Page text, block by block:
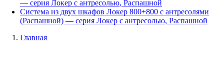
— серия Локер с антресолью, Распашной
Система из двух шкафов Локер 800+800 с антресолями
(Распашной) — серия Локер с антресолью, Распашной
Главная